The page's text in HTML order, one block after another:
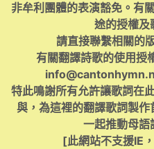
非牟利團體的表演豁免。有
途的授權及
請直接聯繫相關的
有關翻譯詩歌的使用授
特此鳴謝所有允許讓歌詞在
與，為這裡的翻譯歌詞製
一起推動母語
[此網站不支援IE